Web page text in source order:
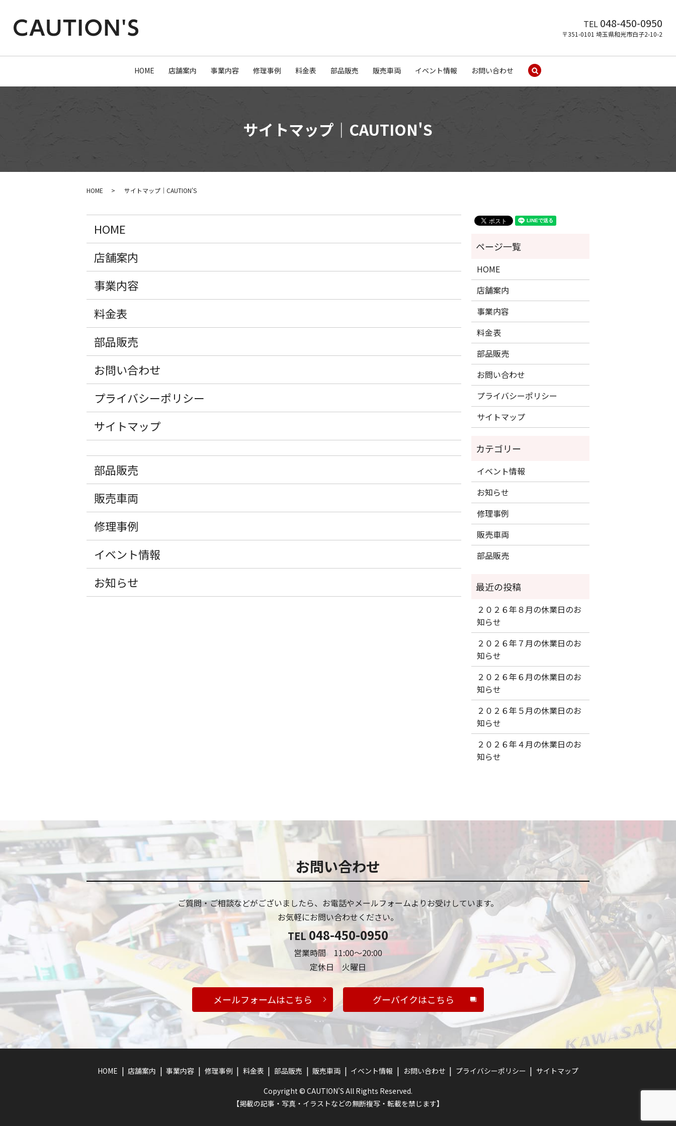
HOME 店舗案内 事業内容 修理事例 料金表 部品販売 販売車両 イベント情報 お問い合わせ
TEL 048-450-0950
〒351-0101 埼玉県和光市白子2-10-2
サイトマップ｜CAUTION'S
HOME サイトマップ｜CAUTION'S
HOME
店舗案内
事業内容
料金表
部品販売
お問い合わせ
プライバシーポリシー
サイトマップ
部品販売
販売車両
修理事例
イベント情報
お知らせ
HOME
店舗案内
事業内容
料金表
部品販売
お問い合わせ
プライバシーポリシー
サイトマップ
イベント情報
お知らせ
修理事例
販売車両
部品販売
２０２６年８月の休業日のお
知らせ
２０２６年７月の休業日のお
知らせ
２０２６年６月の休業日のお
知らせ
２０２６年５月の休業日のお
知らせ
２０２６年４月の休業日のお
知らせ
お問い合わせ
ご質問・ご相談などがございましたら、お電話やメールフォームよりお受けしています。
お気軽にお問い合わせください。
TEL048-450-0950
営業時間 11:00～20:00
定休日 火曜日
メールフォームはこちら グーバイクはこちら
HOME 店舗案内 事業内容 修理事例 料金表 部品販売 販売車両 イベント情報 お問い合わせ プライバシーポリシー
サイトマップ
Copyright © CAUTION'S All Rights Reserved.
【掲載の記事・写真・イラストなどの無断複写・転載を禁じます】